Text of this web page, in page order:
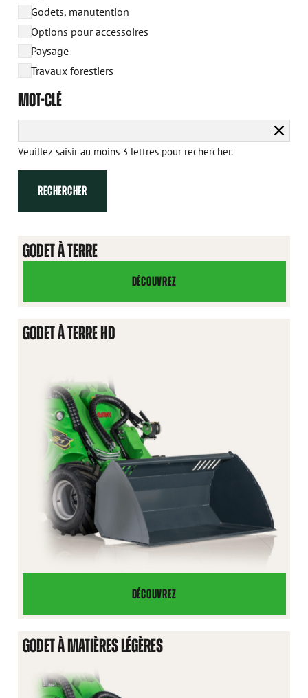
Godets, manutention
Options pour accessoires
Paysage
Travaux forestiers
MOT-CLÉ
la
Veuillez saisir au moins 3 lettres pour rechercher.
RECHERCHER
GODET À TERRE
DÉCOUVREZ
GODET
À
GODET À TERRE HD
DÉCOUVREZ
GODET
À
TERRE
HD
GODET À MATIÈRES LÉGÈRES